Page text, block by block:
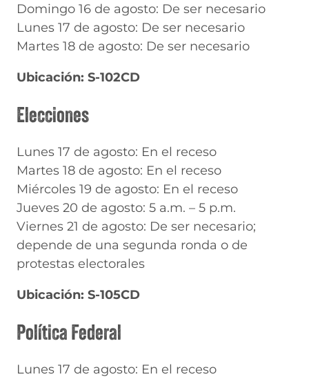
Domingo 16 de agosto: De ser necesario
Lunes 17 de agosto: De ser necesario
Martes 18 de agosto: De ser necesario
Ubicación: S-102CD
Elecciones
Lunes 17 de agosto: En el receso
Martes 18 de agosto: En el receso
Miércoles 19 de agosto: En el receso
Jueves 20 de agosto: 5 a.m. – 5 p.m.
Viernes 21 de agosto: De ser necesario;
depende de una segunda ronda o de
protestas electorales
Ubicación: S-105CD
Política Federal
Lunes 17 de agosto: En el receso